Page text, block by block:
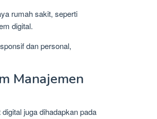
rumah sakit, seperti
digital.
dan personal,
Manajemen
juga dihadapkan pada